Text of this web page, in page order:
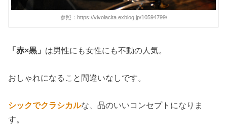
参照：https://vivolacita.exblog.jp/10594799/
「赤×黒」 は男性にも女性にも不動の人気。
おしゃれになること間違いなしです。
シックでクラシカルな、品のいいコンセプトになりま
す。